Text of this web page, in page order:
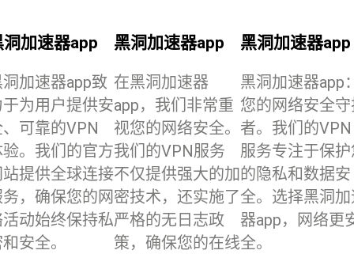
洞加速器app
加速器app致
为用户提供安
可靠的VPN
。我们的官方
提供全球连接
，确保您的网
动始终保持私
安全。
黑洞加速器app
在黑洞加速器
app，我们非常重
视您的网络安全。
我们的VPN服务
不仅提供强大的加
密技术，还实施了
严格的无日志政
策，确保您的在线
黑洞加速器app
黑洞加速器app
您的网络安全
者。我们的VPN
服务专注于保
的隐私和数据安
全。选择黑洞
器app，网络更
全。